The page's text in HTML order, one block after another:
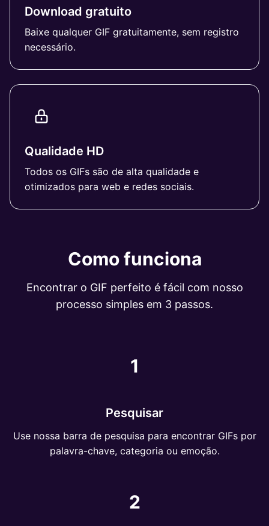
Download gratuito
Baixe qualquer GIF gratuitamente, sem registro
necessário.
Qualidade HD
Todos os GIFs são de alta qualidade e
otimizados para web e redes sociais.
Como funciona
Encontrar o GIF perfeito é fácil com nosso
processo simples em 3 passos.
1
Pesquisar
Use nossa barra de pesquisa para encontrar GIFs por
palavra-chave, categoria ou emoção.
2